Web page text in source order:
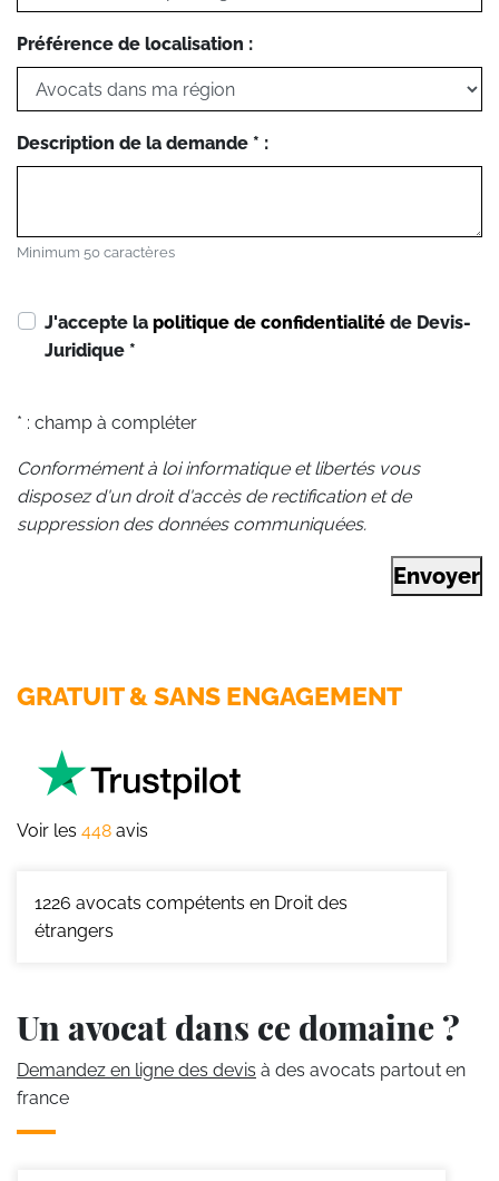
Préférence de localisation :
Description de la demande * :
Minimum 50 caractères
J'accepte la politique de confidentialité de Devis-
Juridique *
* : champ à compléter
Conformément à loi informatique et libertés vous
disposez d'un droit d'accès de rectification et de
suppression des données communiquées.
Envoyer
GRATUIT & SANS ENGAGEMENT
Voir les 448 avis
1226 avocats compétents en Droit des
étrangers
Un avocat dans ce domaine ?
Demandez en ligne des devis à des avocats partout en
france